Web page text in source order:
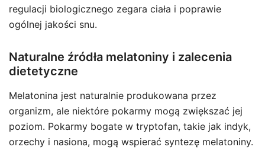
regulacji biologicznego zegara ciała i poprawie
ogólnej jakości snu.
Naturalne źródła melatoniny i zalecenia
dietetyczne
Melatonina jest naturalnie produkowana przez
organizm, ale niektóre pokarmy mogą zwiększać jej
poziom. Pokarmy bogate w tryptofan, takie jak indyk,
orzechy i nasiona, mogą wspierać syntezę melatoniny.